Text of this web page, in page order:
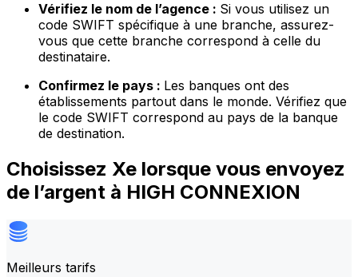
Vérifiez le nom de l’agence : Si vous utilisez un
code SWIFT spécifique à une branche, assurez-
vous que cette branche correspond à celle du
destinataire.
Confirmez le pays : Les banques ont des
établissements partout dans le monde. Vérifiez que
le code SWIFT correspond au pays de la banque
de destination.
Choisissez Xe lorsque vous envoyez
de l’argent à HIGH CONNEXION
Meilleurs tarifs